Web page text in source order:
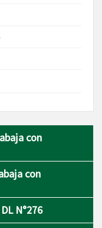
con
con
N°276